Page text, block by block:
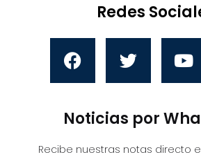
Redes
Noticias por
Recibe nuestras notas directo